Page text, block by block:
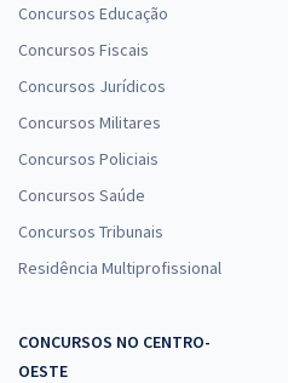
Concursos Educação
Concursos Fiscais
Concursos Jurídicos
Concursos Militares
Concursos Policiais
Concursos Saúde
Concursos Tribunais
Residência Multiprofissional
CONCURSOS NO CENTRO-
OESTE